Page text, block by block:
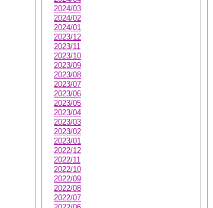
2024/03
2024/02
2024/01
2023/12
2023/11
2023/10
2023/09
2023/08
2023/07
2023/06
2023/05
2023/04
2023/03
2023/02
2023/01
2022/12
2022/11
2022/10
2022/09
2022/08
2022/07